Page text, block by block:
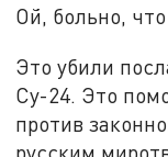
Ой, больно,
Это убили
Су-24. Это
против